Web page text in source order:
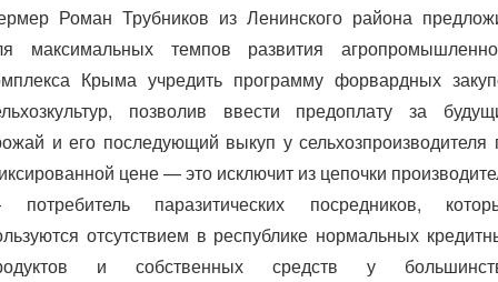
Роман Трубников из Ленинского района
максимальных темпов развития
Крыма учредить программу форвардных
позволив ввести предоплату за
и его последующий выкуп у сельхозпроизводителя
цене — это исключит из цепочки
паразитических посредников,
отсутствием в республике нормальных
и собственных средств у